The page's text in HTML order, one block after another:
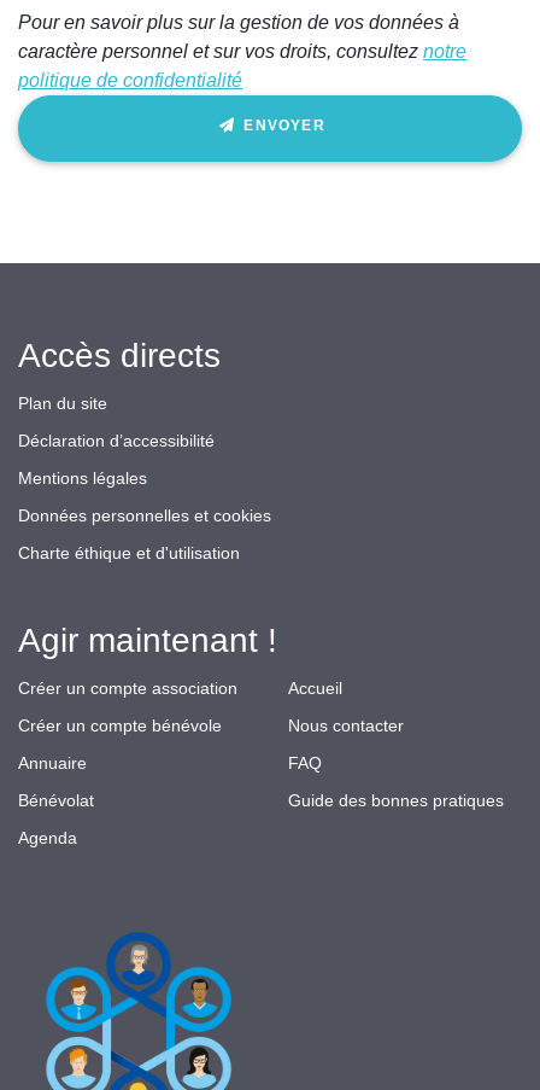
Pour en savoir plus sur la gestion de vos données à
caractère personnel et sur vos droits, consultez notre
politique de confidentialité
ENVOYER
Accès directs
Plan du site
Déclaration d’accessibilité
Mentions légales
Données personnelles et cookies
Charte éthique et d'utilisation
Agir maintenant !
Créer un compte association
Créer un compte bénévole
Annuaire
Bénévolat
Agenda
Accueil
Nous contacter
FAQ
Guide des bonnes pratiques